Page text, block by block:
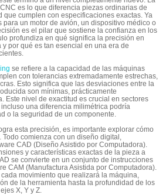
es lo que diferencia piezas ordinarias de
que cumplen con especificaciones exactas. Ya
un motor de avión, un dispositivo médico o
es el pilar que sostiene la confianza en los
profundiza en qué significa la precisión en
por qué es tan esencial en una era de
se refiere a la capacidad de las máquinas
con tolerancias extremadamente estrechas,
Esto significa que las desviaciones entre la
son mínimas, prácticamente
Este nivel de exactitud es crucial en sectores
una diferencia milimétrica podría
o la seguridad de un componente.
esta precisión, es importante explorar cómo
comienza con un diseño digital,
CAD (Diseño Asistido por Computadora).
y características exactas de la pieza a
se convierte en un conjunto de instrucciones
CAM (Manufactura Asistida por Computadora).
movimiento que realizará la máquina,
de la herramienta hasta la profundidad de los
X, Y y Z.